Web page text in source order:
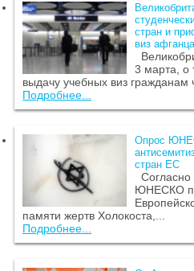
стран и
виз
3 марта, о
выдачу учебных виз гражданам
Подробнее...
Опрос
стран ЕС
Согласно
ЮНЕСКО
памяти жертв Холокоста,...
Подробнее...